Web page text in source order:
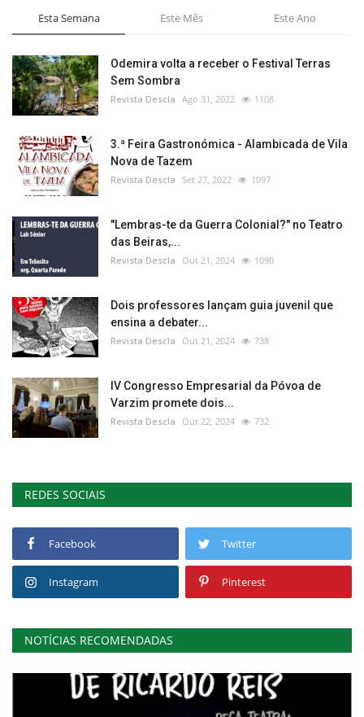
Esta Semana Este Mês Este Ano
Odemira volta a receber o Festival Terras
Sem Sombra
Revista Descla Ago 31, 2022 1108
3.ª Feira Gastronómica - Alambicada de Vila
Nova de Tazem
Revista Descla Set 27, 2022 1097
"Lembras-te da Guerra Colonial?" no Teatro
das Beiras,...
Revista Descla Out 21, 2024 1090
Dois professores lançam guia juvenil que
ensina a debater...
Revista Descla Out 21, 2024 738
IV Congresso Empresarial da Póvoa de
Varzim promete dois...
Revista Descla Out 22, 2024 732
REDES SOCIAIS
Facebook Twitter
Instagram Pinterest
NOTÍCIAS RECOMENDADAS